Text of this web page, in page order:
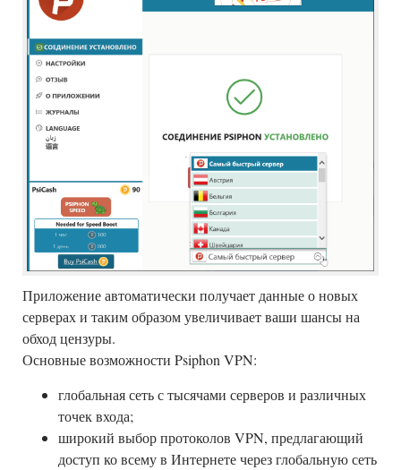
Приложение автоматически получает данные о новых
серверах и таким образом увеличивает ваши шансы на
обход цензуры.
Основные возможности Psiphon VPN:
глобальная сеть с тысячами серверов и различных
точек входа;
широкий выбор протоколов VPN, предлагающий
доступ ко всему в Интернете через глобальную сеть